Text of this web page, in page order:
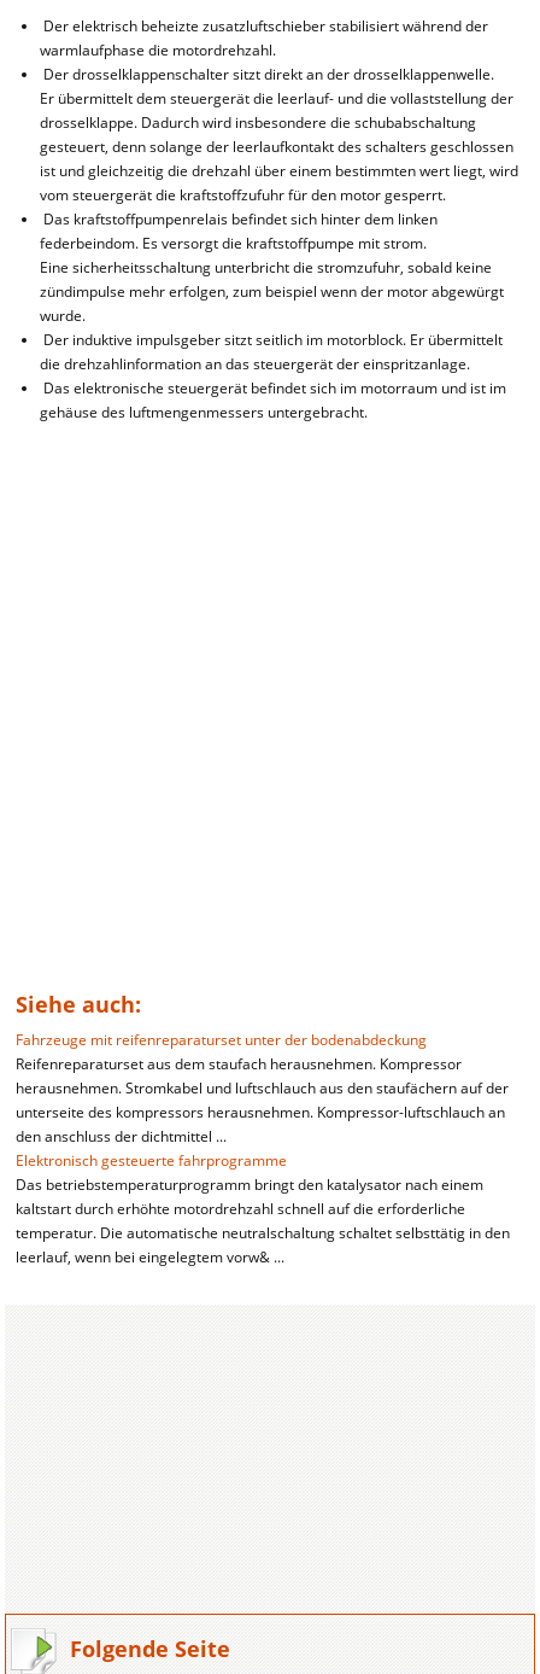
Der elektrisch beheizte zusatzluftschieber stabilisiert während der
warmlaufphase die motordrehzahl.
Der drosselklappenschalter sitzt direkt an der drosselklappenwelle.
Er übermittelt dem steuergerät die leerlauf- und die vollaststellung der
drosselklappe. Dadurch wird insbesondere die schubabschaltung
gesteuert, denn solange der leerlaufkontakt des schalters geschlossen
ist und gleichzeitig die drehzahl über einem bestimmten wert liegt, wird
vom steuergerät die kraftstoffzufuhr für den motor gesperrt.
Das kraftstoffpumpenrelais befindet sich hinter dem linken
federbeindom. Es versorgt die kraftstoffpumpe mit strom.
Eine sicherheitsschaltung unterbricht die stromzufuhr, sobald keine
zündimpulse mehr erfolgen, zum beispiel wenn der motor abgewürgt
wurde.
Der induktive impulsgeber sitzt seitlich im motorblock. Er übermittelt
die drehzahlinformation an das steuergerät der einspritzanlage.
Das elektronische steuergerät befindet sich im motorraum und ist im
gehäuse des luftmengenmessers untergebracht.
Siehe auch:
Fahrzeuge mit reifenreparaturset unter der bodenabdeckung
Reifenreparaturset aus dem staufach herausnehmen. Kompressor
herausnehmen. Stromkabel und luftschlauch aus den staufächern auf der
unterseite des kompressors herausnehmen. Kompressor-luftschlauch an
den anschluss der dichtmittel ...
Elektronisch gesteuerte fahrprogramme
Das betriebstemperaturprogramm bringt den katalysator nach einem
kaltstart durch erhöhte motordrehzahl schnell auf die erforderliche
temperatur. Die automatische neutralschaltung schaltet selbsttätig in den
leerlauf, wenn bei eingelegtem vorw& ...
Folgende Seite